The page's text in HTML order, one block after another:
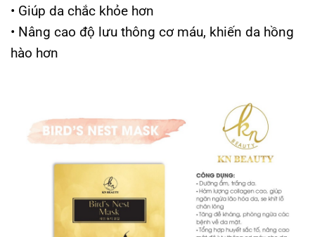
• Giúp da chắc khỏe hơn
• Nâng cao độ lưu thông cơ máu, khiến da hồng
hào hơn